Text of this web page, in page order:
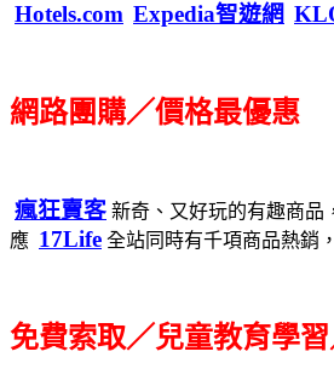
Hotels.com Expedia智遊網
網路團購／價格最優惠
瘋狂賣客 新奇、又好玩的有趣商品
應 17Life 全站同時有千項商品熱銷
免費索取／兒童教育學